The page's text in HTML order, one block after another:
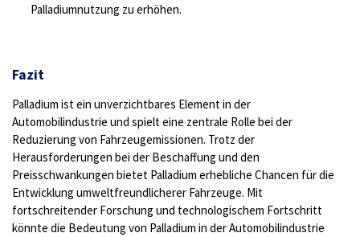
Palladiumnutzung zu erhöhen.
Fazit
Palladium ist ein unverzichtbares Element in der
Automobilindustrie und spielt eine zentrale Rolle bei der
Reduzierung von Fahrzeugemissionen. Trotz der
Herausforderungen bei der Beschaffung und den
Preisschwankungen bietet Palladium erhebliche Chancen für die
Entwicklung umweltfreundlicherer Fahrzeuge. Mit
fortschreitender Forschung und technologischem Fortschritt
könnte die Bedeutung von Palladium in der Automobilindustrie